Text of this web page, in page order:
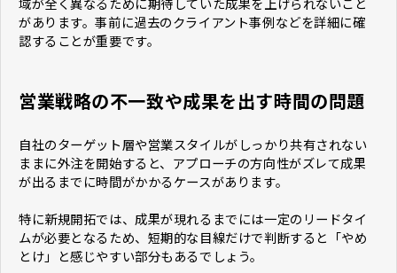
があります。事前に過去のクライアント事例などを詳細に確
認することが重要です。
営業戦略の不一致や成果を出す時間の問題
自社のターゲット層や営業スタイルがしっかり共有されない
ままに外注を開始すると、アプローチの方向性がズレて成果
が出るまでに時間がかかるケースがあります。
特に新規開拓では、成果が現れるまでには一定のリードタイ
ムが必要となるため、短期的な目線だけで判断すると「やめ
とけ」と感じやすい部分もあるでしょう。